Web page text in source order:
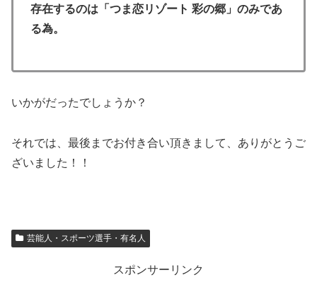
存在するのは「つま恋リゾート 彩の郷」のみであ
る為。
いかがだったでしょうか？
それでは、最後までお付き合い頂きまして、ありがとうご
ざいました！！
芸能人・スポーツ選手・有名人
スポンサーリンク